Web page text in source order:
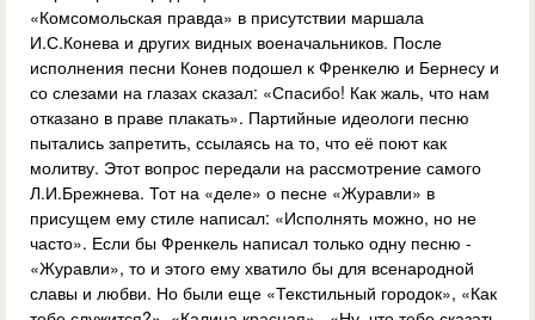
«Комсомольская правда» в присутствии маршала
И.С.Конева и других видных военачальников. После
исполнения песни Конев подошел к Френкелю и Бернесу и
со слезами на глазах сказал: «Спасибо! Как жаль, что нам
отказано в праве плакать». Партийные идеологи песню
пытались запретить, ссылаясь на то, что её поют как
молитву. Этот вопрос передали на рассмотрение самого
Л.И.Брежнева. Тот на «деле» о песне «Журавли» в
присущем ему стиле написал: «Исполнять можно, но не
часто». Если бы Френкель написал только одну песню -
«Журавли», то и этого ему хватило бы для всенародной
славы и любви. Но были еще «Текстильный городок», «Как